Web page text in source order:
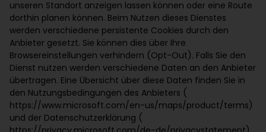
unseren Standort anzeigen lassen können oder eine Route
dorthin planen können. Beim Nutzen dieses Dienstes
werden verschiedene persistente Cookies durch den
Anbieter gesetzt. Sie können dies über Ihre
Browsereinstellungen verhindern (Opt-Out). Falls Sie den
Dienst nutzen werden verschiedene Daten an den Anbieter
übertragen. Eine Übersicht über diese Daten finden Sie in
den Nutzungsbedingungen des Anbieters (
https://www.microsoft.com/en-us/maps/product/terms)
und der Datenschutzerklärung (